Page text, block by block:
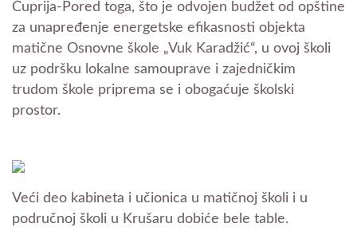
Ćuprija-Pored toga, što je odvojen budžet od opštine
za unapređenje energetske efikasnosti objekta
matične Osnovne škole „Vuk Karadžić“, u ovoj školi
uz podršku lokalne samouprave i zajedničkim
trudom škole priprema se i obogaćuje školski
prostor.
Veći deo kabineta i učionica u matičnoj školi i u
područnoj školi u Krušaru dobiće bele table.